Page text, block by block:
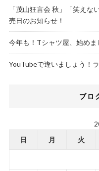
「茂山狂言会 秋」「笑えな
売日のお知らせ！
今年も！Tシャツ屋、始めま
YouTubeで逢いましょう！
ブロ
日
月 火